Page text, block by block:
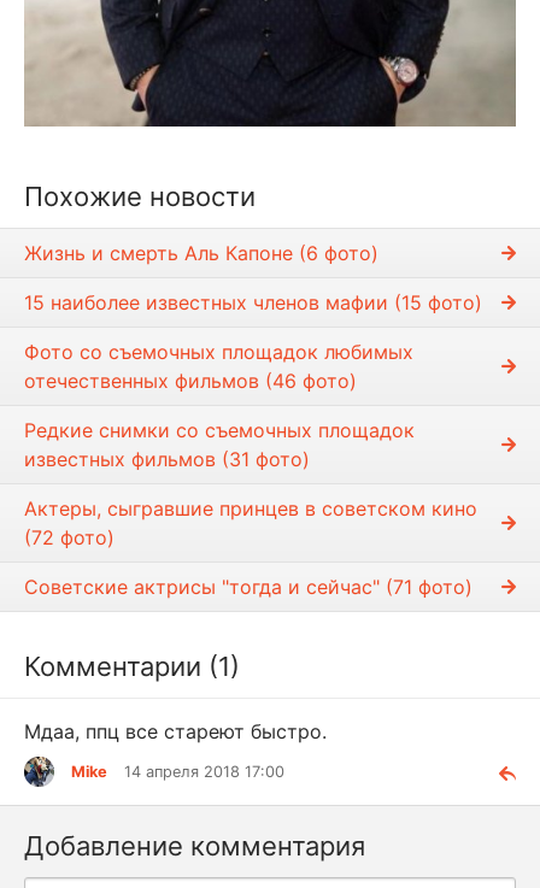
Похожие новости
Жизнь и смерть Аль Капоне (6 фото)
15 наиболее известных членов мафии (15 фото)
Фото со съемочных площадок любимых
отечественных фильмов (46 фото)
Редкие снимки со съемочных площадок
известных фильмов (31 фото)
Актеры, сыгравшие принцев в советском кино
(72 фото)
Советские актрисы "тогда и сейчас" (71 фото)
Комментарии (1)
Мдаа, ппц все стареют быстро.
Mike 14 апреля 2018 17:00
Добавление комментария